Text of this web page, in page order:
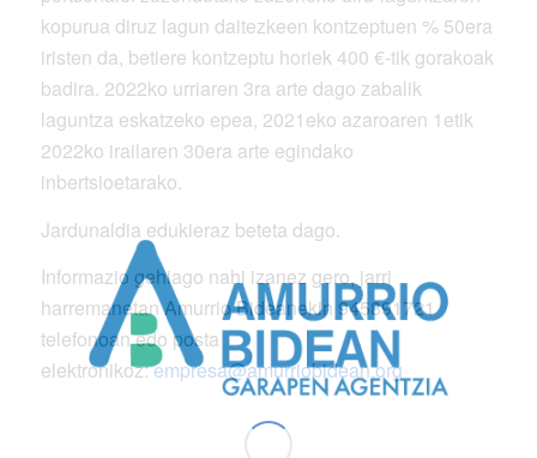
kopurua diruz lagun daitezkeen kontzeptuen % 50era
iristen da, betiere kontzeptu horiek 400 €-tik gorakoak
badira. 2022ko urriaren 3ra arte dago zabalik
laguntza eskatzeko epea, 2021eko azaroaren 1etik
2022ko irailaren 30era arte egindako
inbertsioetarako.
Jardunaldia edukieraz beteta dago.
Informazio gehiago nahi izanez gero, jarri
harremanetan Amurrio Bideanekin 945891721
telefonoan edo posta
elektronikoz:empresa@amurriobidean.org